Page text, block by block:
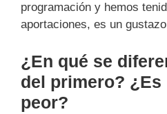
programación y hemos
aportaciones, es un
¿En qué se
del primero? ¿Es
peor?